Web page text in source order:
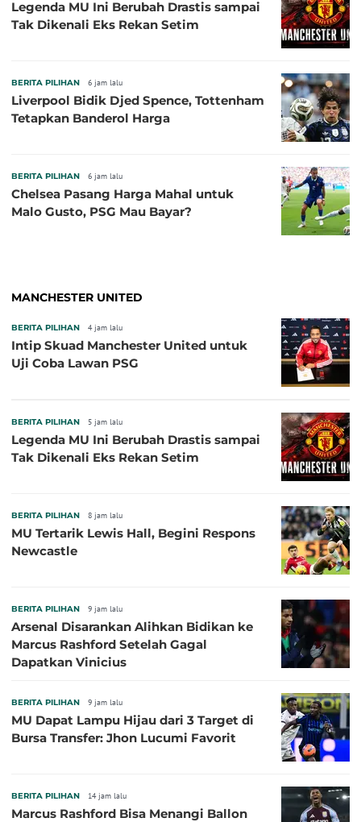
Legenda MU Ini Berubah Drastis sampai
Tak Dikenali Eks Rekan Setim
BERITA PILIHAN 6 jam lalu
Liverpool Bidik Djed Spence, Tottenham
Tetapkan Banderol Harga
BERITA PILIHAN 6 jam lalu
Chelsea Pasang Harga Mahal untuk
Malo Gusto, PSG Mau Bayar?
MANCHESTER UNITED
BERITA PILIHAN 4 jam lalu
Intip Skuad Manchester United untuk
Uji Coba Lawan PSG
BERITA PILIHAN 5 jam lalu
Legenda MU Ini Berubah Drastis sampai
Tak Dikenali Eks Rekan Setim
BERITA PILIHAN 8 jam lalu
MU Tertarik Lewis Hall, Begini Respons
Newcastle
BERITA PILIHAN 9 jam lalu
Arsenal Disarankan Alihkan Bidikan ke
Marcus Rashford Setelah Gagal
Dapatkan Vinicius
BERITA PILIHAN 9 jam lalu
MU Dapat Lampu Hijau dari 3 Target di
Bursa Transfer: Jhon Lucumi Favorit
BERITA PILIHAN 14 jam lalu
Marcus Rashford Bisa Menangi Ballon